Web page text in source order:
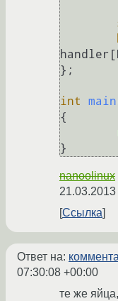
};
int main
{
nanoolinux
Ссылка
Ответ на:
07:30:08 +00:00
те же